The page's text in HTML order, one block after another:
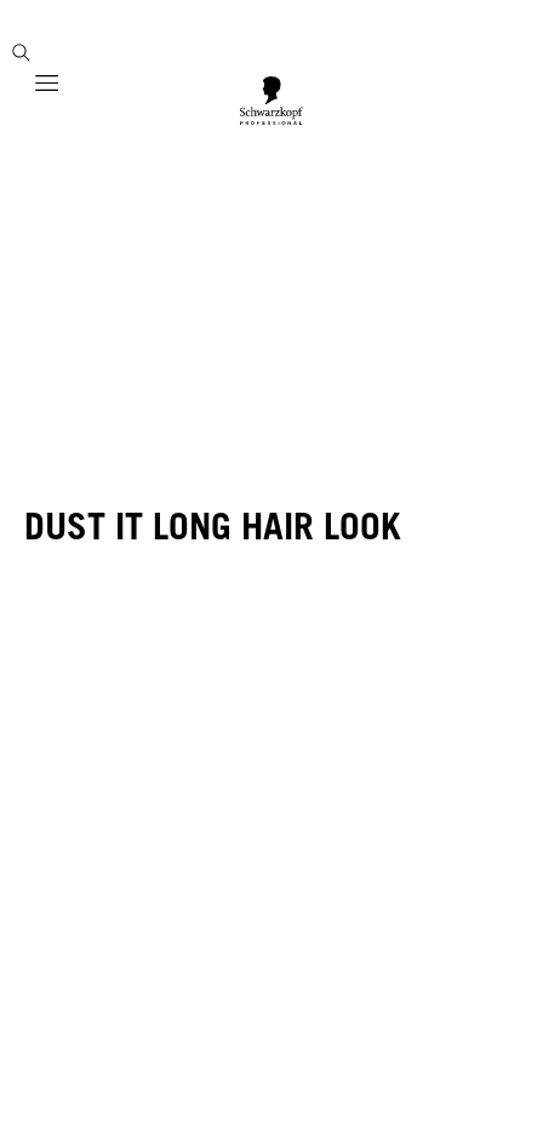
Mobile navigation
DUST IT LONG HAIR LOOK